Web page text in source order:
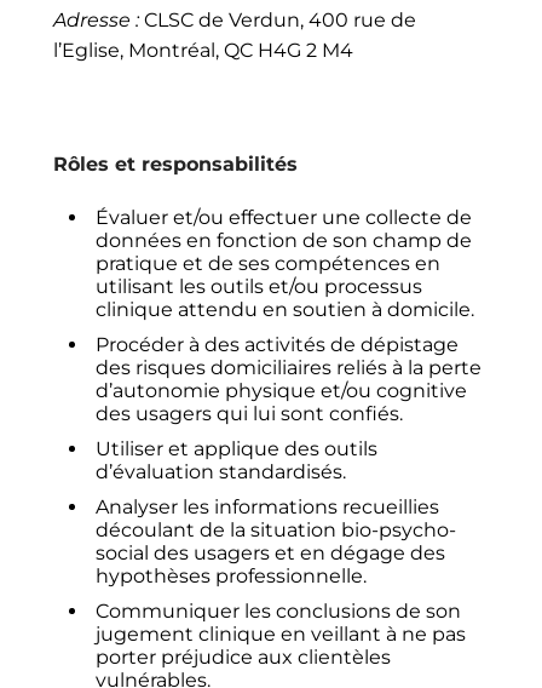
Adresse :CLSC de Verdun, 400 rue de
l’Eglise, Montréal, QC H4G 2 M4
Rôles et responsabilités
Évaluer et/ou effectuer une collecte de
données en fonction de son champ de
pratique et de ses compétences en
utilisant les outils et/ou processus
clinique attendu en soutien à domicile.
Procéder à des activités de dépistage
des risques domiciliaires reliés à la perte
d’autonomie physique et/ou cognitive
des usagers qui lui sont confiés.
Utiliser et applique des outils
d’évaluation standardisés.
Analyser les informations recueillies
découlant de la situation bio-psycho-
social des usagers et en dégage des
hypothèses professionnelle.
Communiquer les conclusions de son
jugement clinique en veillant à ne pas
porter préjudice aux clientèles
vulnérables.